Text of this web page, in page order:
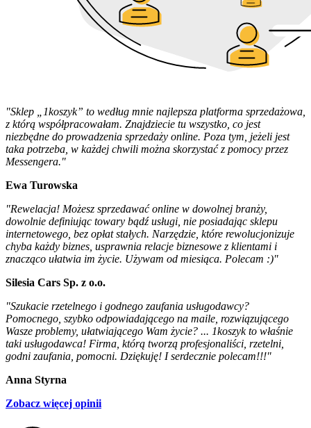
"Sklep „1koszyk” to według mnie najlepsza platforma sprzedażowa,
z którą współpracowałam. Znajdziecie tu wszystko, co jest
niezbędne do prowadzenia sprzedaży online. Poza tym, jeżeli jest
taka potrzeba, w każdej chwili można skorzystać z pomocy przez
Messengera."
Ewa Turowska
"Rewelacja! Możesz sprzedawać online w dowolnej branży,
dowolnie definiując towary bądź usługi, nie posiadając sklepu
internetowego, bez opłat stałych. Narzędzie, które rewolucjonizuje
chyba każdy biznes, usprawnia relacje biznesowe z klientami i
znacząco ułatwia im życie. Używam od miesiąca. Polecam :)"
Silesia Cars Sp. z o.o.
"Szukacie rzetelnego i godnego zaufania usługodawcy?
Pomocnego, szybko odpowiadającego na maile, rozwiązującego
Wasze problemy, ułatwiającego Wam życie? ... 1koszyk to właśnie
taki usługodawca! Firma, którą tworzą profesjonaliści, rzetelni,
godni zaufania, pomocni. Dziękuję! I serdecznie polecam!!!"
Anna Styrna
Zobacz więcej opinii